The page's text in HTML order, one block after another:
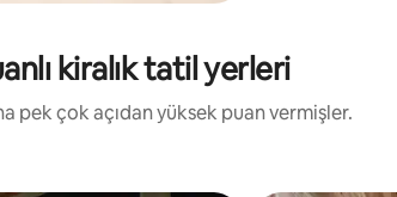
kiralık tatil yerleri
pek çok açıdan yüksek puan vermişler.